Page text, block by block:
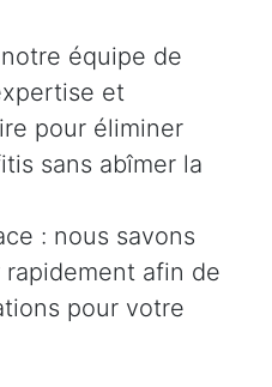
équipe de
et
pour éliminer
sans abîmer la
: nous savons
rapidement afin de
pour votre